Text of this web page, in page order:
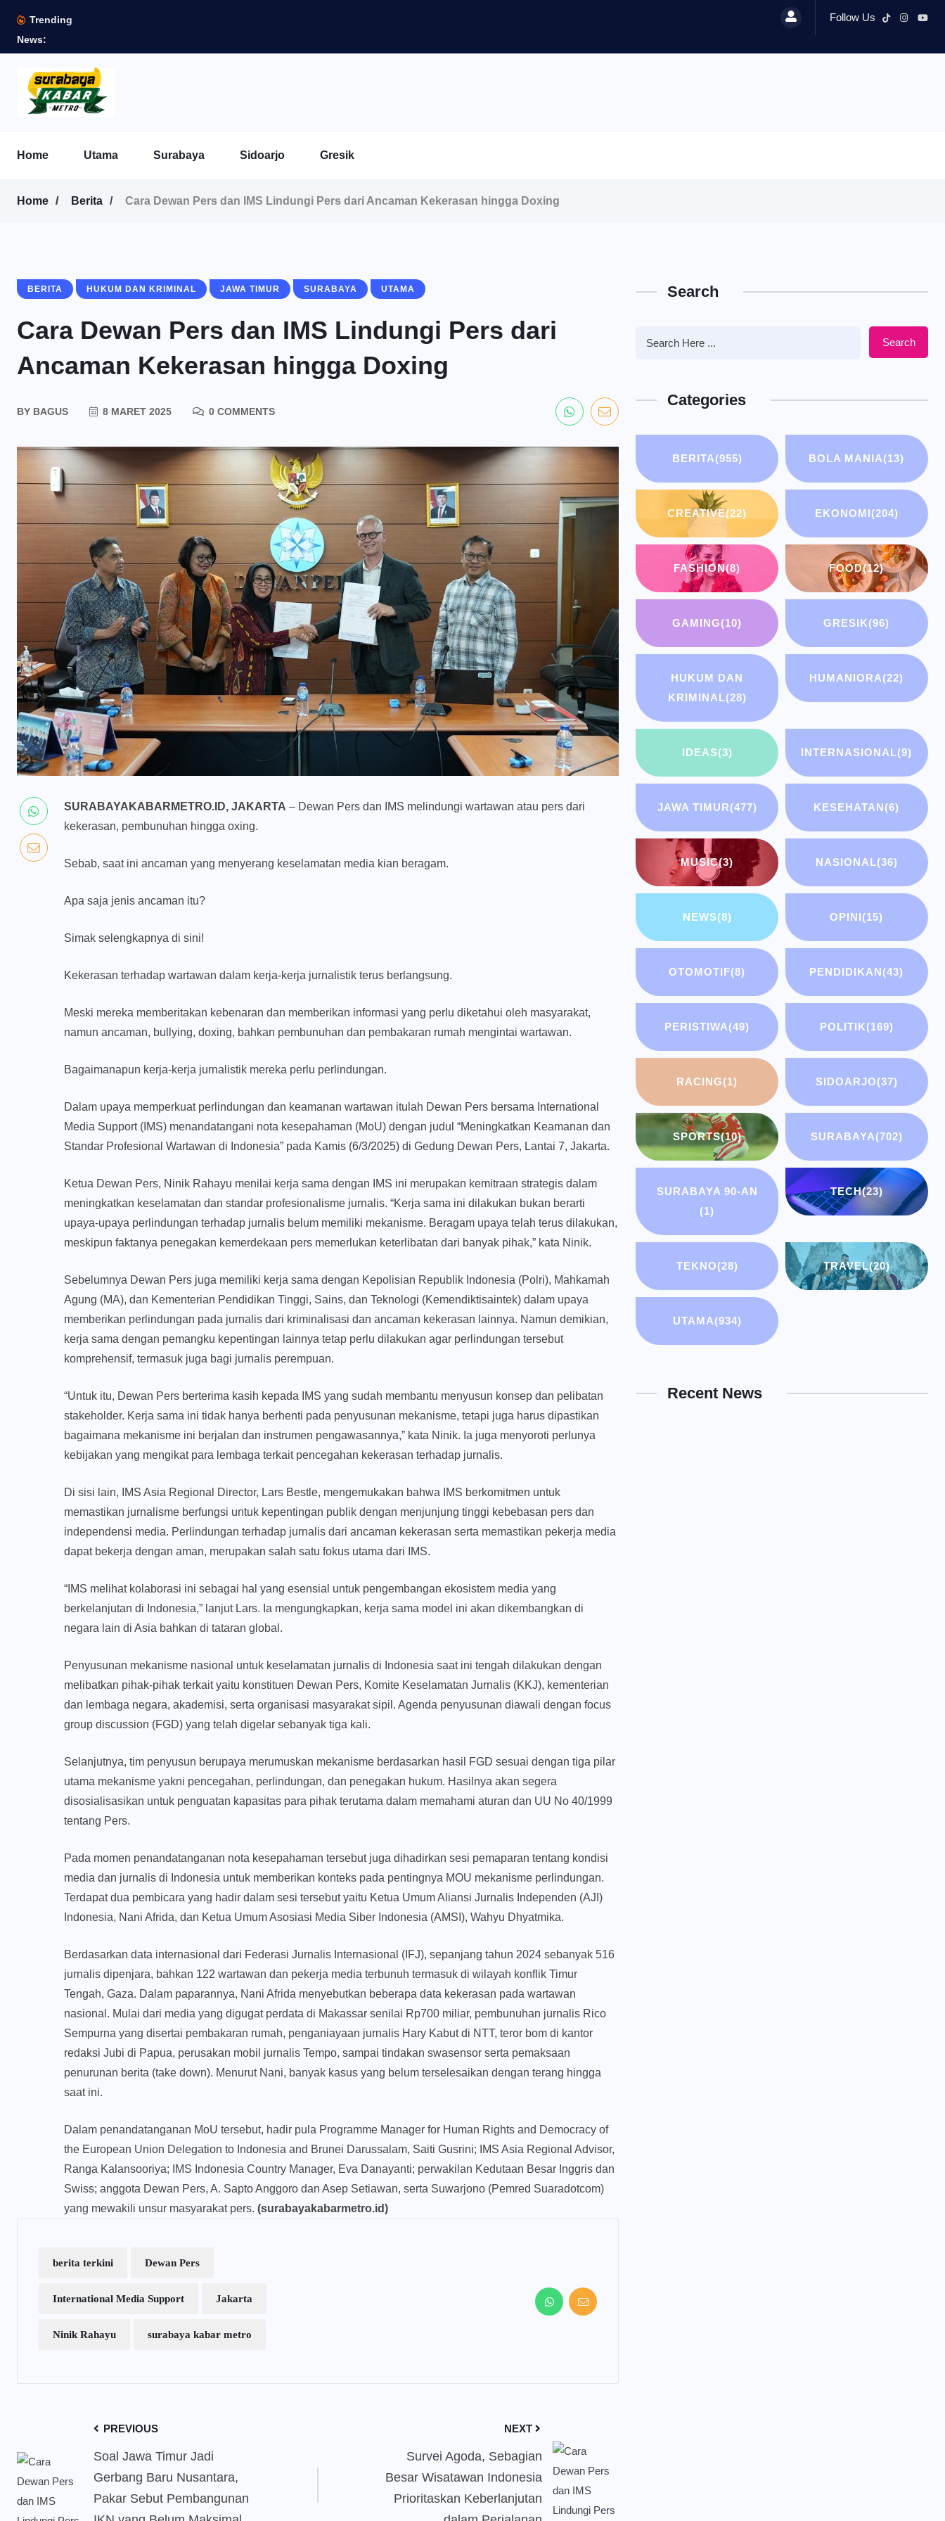
Trending
News:
Follow Us
Home Utama Surabaya Sidoarjo Gresik
Home Berita Cara Dewan Pers dan IMS Lindungi Pers dari Ancaman Kekerasan hingga Doxing
BERITA HUKUM DAN KRIMINAL JAWA TIMUR SURABAYA UTAMA
Cara Dewan Pers dan IMS Lindungi Pers dari
Ancaman Kekerasan hingga Doxing
BY BAGUS 8 MARET 2025 0 COMMENTS
SURABAYAKABARMETRO.ID, JAKARTA – Dewan Pers dan IMS melindungi wartawan atau pers dari
kekerasan, pembunuhan hingga oxing.
Sebab, saat ini ancaman yang menyerang keselamatan media kian beragam.
Apa saja jenis ancaman itu?
Simak selengkapnya di sini!
Kekerasan terhadap wartawan dalam kerja-kerja jurnalistik terus berlangsung.
Meski mereka memberitakan kebenaran dan memberikan informasi yang perlu diketahui oleh masyarakat,
namun ancaman, bullying, doxing, bahkan pembunuhan dan pembakaran rumah mengintai wartawan.
Bagaimanapun kerja-kerja jurnalistik mereka perlu perlindungan.
Dalam upaya memperkuat perlindungan dan keamanan wartawan itulah Dewan Pers bersama International
Media Support (IMS) menandatangani nota kesepahaman (MoU) dengan judul “Meningkatkan Keamanan dan
Standar Profesional Wartawan di Indonesia” pada Kamis (6/3/2025) di Gedung Dewan Pers, Lantai 7, Jakarta.
Ketua Dewan Pers, Ninik Rahayu menilai kerja sama dengan IMS ini merupakan kemitraan strategis dalam
meningkatkan keselamatan dan standar profesionalisme jurnalis. “Kerja sama ini dilakukan bukan berarti
upaya-upaya perlindungan terhadap jurnalis belum memiliki mekanisme. Beragam upaya telah terus dilakukan,
meskipun faktanya penegakan kemerdekaan pers memerlukan keterlibatan dari banyak pihak,” kata Ninik.
Sebelumnya Dewan Pers juga memiliki kerja sama dengan Kepolisian Republik Indonesia (Polri), Mahkamah
Agung (MA), dan Kementerian Pendidikan Tinggi, Sains, dan Teknologi (Kemendiktisaintek) dalam upaya
memberikan perlindungan pada jurnalis dari kriminalisasi dan ancaman kekerasan lainnya. Namun demikian,
kerja sama dengan pemangku kepentingan lainnya tetap perlu dilakukan agar perlindungan tersebut
komprehensif, termasuk juga bagi jurnalis perempuan.
“Untuk itu, Dewan Pers berterima kasih kepada IMS yang sudah membantu menyusun konsep dan pelibatan
stakeholder. Kerja sama ini tidak hanya berhenti pada penyusunan mekanisme, tetapi juga harus dipastikan
bagaimana mekanisme ini berjalan dan instrumen pengawasannya,” kata Ninik. Ia juga menyoroti perlunya
kebijakan yang mengikat para lembaga terkait pencegahan kekerasan terhadap jurnalis.
Di sisi lain, IMS Asia Regional Director, Lars Bestle, mengemukakan bahwa IMS berkomitmen untuk
memastikan jurnalisme berfungsi untuk kepentingan publik dengan menjunjung tinggi kebebasan pers dan
independensi media. Perlindungan terhadap jurnalis dari ancaman kekerasan serta memastikan pekerja media
dapat bekerja dengan aman, merupakan salah satu fokus utama dari IMS.
“IMS melihat kolaborasi ini sebagai hal yang esensial untuk pengembangan ekosistem media yang
berkelanjutan di Indonesia,” lanjut Lars. Ia mengungkapkan, kerja sama model ini akan dikembangkan di
negara lain di Asia bahkan di tataran global.
Penyusunan mekanisme nasional untuk keselamatan jurnalis di Indonesia saat ini tengah dilakukan dengan
melibatkan pihak-pihak terkait yaitu konstituen Dewan Pers, Komite Keselamatan Jurnalis (KKJ), kementerian
dan lembaga negara, akademisi, serta organisasi masyarakat sipil. Agenda penyusunan diawali dengan focus
group discussion (FGD) yang telah digelar sebanyak tiga kali.
Selanjutnya, tim penyusun berupaya merumuskan mekanisme berdasarkan hasil FGD sesuai dengan tiga pilar
utama mekanisme yakni pencegahan, perlindungan, dan penegakan hukum. Hasilnya akan segera
disosialisasikan untuk penguatan kapasitas para pihak terutama dalam memahami aturan dan UU No 40/1999
tentang Pers.
Pada momen penandatanganan nota kesepahaman tersebut juga dihadirkan sesi pemaparan tentang kondisi
media dan jurnalis di Indonesia untuk memberikan konteks pada pentingnya MOU mekanisme perlindungan.
Terdapat dua pembicara yang hadir dalam sesi tersebut yaitu Ketua Umum Aliansi Jurnalis Independen (AJI)
Indonesia, Nani Afrida, dan Ketua Umum Asosiasi Media Siber Indonesia (AMSI), Wahyu Dhyatmika.
Berdasarkan data internasional dari Federasi Jurnalis Internasional (IFJ), sepanjang tahun 2024 sebanyak 516
jurnalis dipenjara, bahkan 122 wartawan dan pekerja media terbunuh termasuk di wilayah konflik Timur
Tengah, Gaza. Dalam paparannya, Nani Afrida menyebutkan beberapa data kekerasan pada wartawan
nasional. Mulai dari media yang digugat perdata di Makassar senilai Rp700 miliar, pembunuhan jurnalis Rico
Sempurna yang disertai pembakaran rumah, penganiayaan jurnalis Hary Kabut di NTT, teror bom di kantor
redaksi Jubi di Papua, perusakan mobil jurnalis Tempo, sampai tindakan swasensor serta pemaksaan
penurunan berita (take down). Menurut Nani, banyak kasus yang belum terselesaikan dengan terang hingga
saat ini.
Dalam penandatanganan MoU tersebut, hadir pula Programme Manager for Human Rights and Democracy of
the European Union Delegation to Indonesia and Brunei Darussalam, Saiti Gusrini; IMS Asia Regional Advisor,
Ranga Kalansooriya; IMS Indonesia Country Manager, Eva Danayanti; perwakilan Kedutaan Besar Inggris dan
Swiss; anggota Dewan Pers, A. Sapto Anggoro dan Asep Setiawan, serta Suwarjono (Pemred Suaradotcom)
yang mewakili unsur masyarakat pers. (surabayakabarmetro.id)
berita terkini Dewan Pers
International Media Support Jakarta
Ninik Rahayu surabaya kabar metro
PREVIOUS
Soal Jawa Timur Jadi
Gerbang Baru Nusantara,
Pakar Sebut Pembangunan
NEXT
Survei Agoda, Sebagian
Besar Wisatawan Indonesia
Prioritaskan Keberlanjutan
Search
Search
Categories
BERITA(955) BOLA MANIA(13)
CREATIVE(22) EKONOMI(204)
FASHION(8) FOOD(12)
GAMING(10) GRESIK(96)
HUKUM DAN
KRIMINAL(28)
HUMANIORA(22)
IDEAS(3) INTERNASIONAL(9)
JAWA TIMUR(477) KESEHATAN(6)
MUSIC(3) NASIONAL(36)
NEWS(8) OPINI(15)
OTOMOTIF(8) PENDIDIKAN(43)
PERISTIWA(49) POLITIK(169)
RACING(1) SIDOARJO(37)
SPORTS(10) SURABAYA(702)
SURABAYA 90-AN
(1)
TECH(23)
TEKNO(28) TRAVEL(20)
UTAMA(934)
Recent News